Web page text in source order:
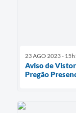
23 AGO 2023 -
Aviso de
Pregão